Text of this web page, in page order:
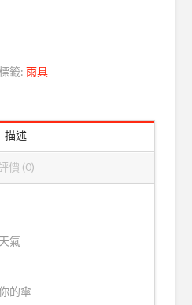
籤:雨具
描述
價 (0)
氣
的傘